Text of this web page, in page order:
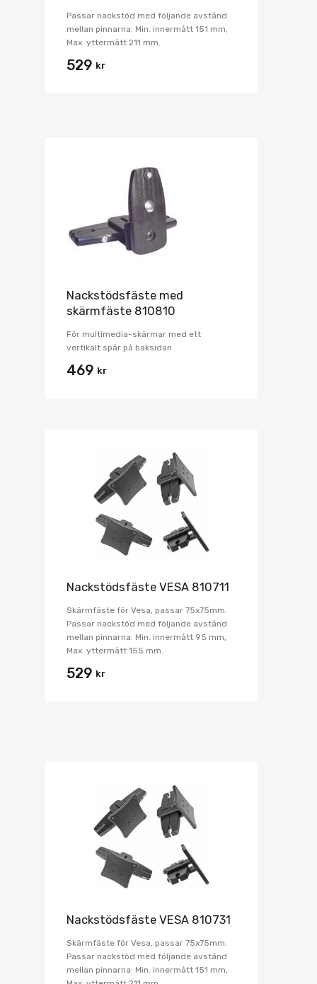
Passar nackstöd med följande avstånd
mellan pinnarna: Min. innermått 151 mm,
Max. yttermått 211 mm.
529 kr
Nackstödsfäste med
skärmfäste 810810
För multimedia-skärmar med ett
vertikalt spår på baksidan.
469 kr
Nackstödsfäste VESA 810711
Skärmfäste för Vesa, passar 75x75mm.
Passar nackstöd med följande avstånd
mellan pinnarna: Min. innermått 95 mm,
Max. yttermått 155 mm.
529 kr
Nackstödsfäste VESA 810731
Skärmfäste för Vesa, passar 75x75mm.
Passar nackstöd med följande avstånd
mellan pinnarna: Min. innermått 151 mm,